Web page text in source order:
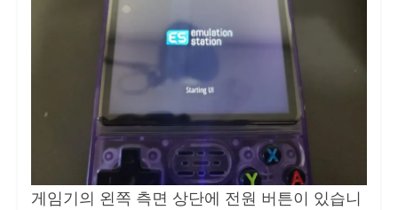
게임기의 왼쪽 측면 상단에 전원 버튼이 있습니